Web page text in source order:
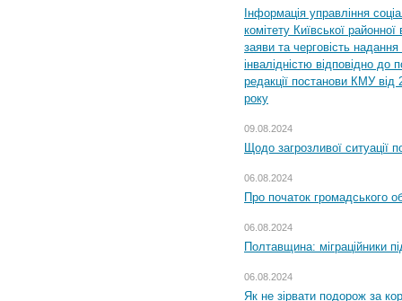
Інформація управління
комітету Київської
заяви та черговість надання
інвалідністю відповідно
редакції постанови КМУ
року
09.08.2024
Щодо загрозливої ситуації
06.08.2024
Про початок громадського
06.08.2024
Полтавщина: міграційники
06.08.2024
Як не зірвати подорож за